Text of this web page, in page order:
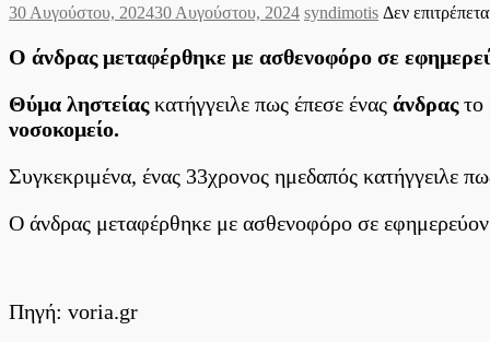
Posted
30 Αυγούστου, 202430 Αυγούστου, 2024 Author
syndimotis Δεν
Ο άνδρας μεταφέρθηκε με ασθενοφόρο σε
Θύμα ληστείαςκατήγγειλε πως έπεσε ένας άνδραςτο
νοσοκομείο.
Συγκεκριμένα, ένας 33χρονος ημεδαπός κατήγγειλε
Ο άνδρας μεταφέρθηκε με ασθενοφόρο σε
Πηγή: voria.gr